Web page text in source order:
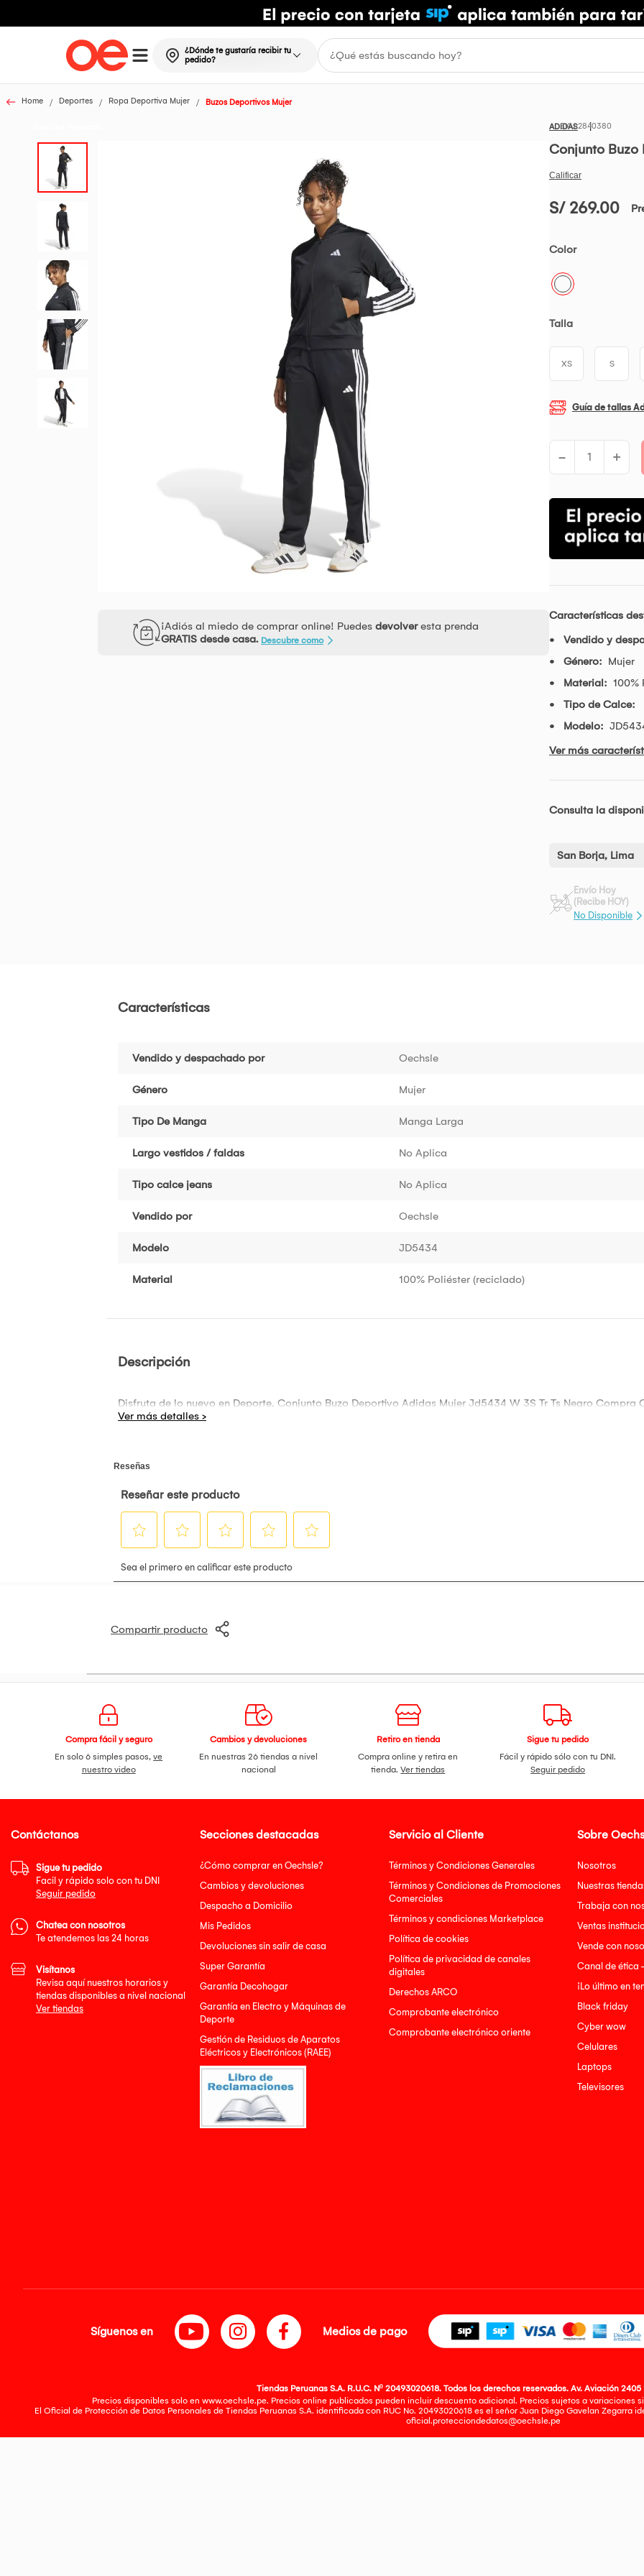
¿Dónde te gustaría recibir tu
pedido?
Home Deportes Ropa Deportiva Mujer Buzos Deportivos Mujer
¡Adiós al miedo de comprar online! Puedes devolveresta prenda
GRATIS desde casa. Descubre como
ADIDAS2840380
Conjunto Buzo
S/ 269.00
Color
Talla
XS S
Guía de tallas
- +
Características
Vendido y
Género: Mujer
Material: 100%
Tipo de Calce:
Modelo:
Ver más
Consulta la
San Borja, Lima
Envío Hoy
(Recibe HOY)
No Disponible
Características
Vendido y despachado por Oechsle
Género Mujer
Tipo De Manga Manga Larga
Largo vestidos / faldas No Aplica
Tipo calce jeans No Aplica
Vendido por Oechsle
Modelo JD5434
Material 100% Poliéster (reciclado)
Descripción
Disfruta de lo nuevo en Deporte, Conjunto Buzo Deportivo Adidas Mujer Jd5434 W 3S Tr Ts Negro Compra
Compartir producto
Compra fácil y seguro
En solo 6 simples pasos,ve
nuestro video
Cambios y devoluciones
En nuestras 26 tiendas a nivel
nacional
Retiro en tienda
Compra online y retira en
tienda.Ver tiendas
Sigue tu pedido
Fácil y rápido sólo con tu DNI.
Seguir pedido
Secciones destacadas
¿Cómo comprar en Oechsle?
Cambios y devoluciones
Despacho a Domicilio
Mis Pedidos
Devoluciones sin salir de casa
Super Garantía
Garantía Decohogar
Garantía en Electro y Máquinas de
Deporte
Gestión de Residuos de Aparatos
Eléctricos y Electrónicos (RAEE)
Servicio al Cliente
Términos y Condiciones Generales
Términos y Condiciones de Promociones
Comerciales
Términos y condiciones Marketplace
Política de cookies
Política de privacidad de canales
digitales
Derechos ARCO
Comprobante electrónico
Comprobante electrónico oriente
Sobre
Nosotros
Nuestras
Trabaja con
Ventas
Vende con
Canal de ética
¡Lo último en
Black friday
Cyber wow
Celulares
Laptops
Televisores
Contáctanos
Sigue tu pedido
Facil y rápido solo con tu DNI
Seguir pedido
Chatea con nosotros
Te atendemos las 24 horas
Visítanos
Revisa aquí nuestros horarios y
tiendas disponibles a nivel nacional
Ver tiendas
Síguenos en Medios de pago
Tiendas Peruanas S.A. R.U.C. Nº 20493020618. Todos los derechos reservados. Av. Aviación 2405
Precios disponibles solo en www.oechsle.pe. Precios online publicados pueden incluir descuento adicional. Precios sujetos a variaciones
El Oficial de Protección de Datos Personales de Tiendas Peruanas S.A. identificada con RUC No. 20493020618 es el señor Juan Diego Gavelan Zegarra
oficial.protecciondedatos@oechsle.pe